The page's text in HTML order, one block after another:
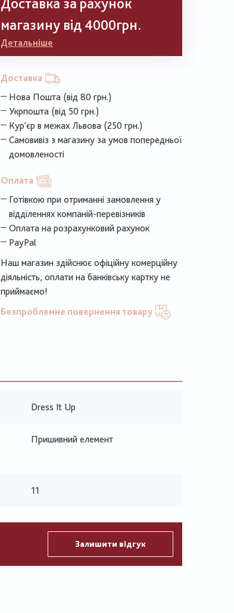
магазину від 4000грн.
Детальніше
Доставка
Нова Пошта (від 80 грн.)
Укрпошта (від 50 грн.)
Кур'єр в межах Львова (250 грн.)
Самовивіз з магазину за умов попередньої
домовленості
Оплата
Готівкою при отриманні замовлення у
відділеннях компаній-перевізників
Оплата на розрахунковий рахунок
PayPal
Наш магазин здійснює офіційну комерційну
діяльність, оплати на банківську картку не
приймаємо!
Безпроблемне повернення товару
Dress It Up
Пришивний елемент
11
Залишити відгук